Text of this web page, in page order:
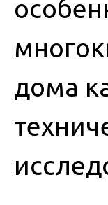
дома